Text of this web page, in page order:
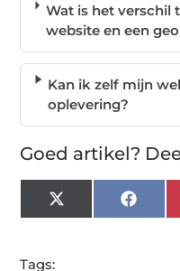
Wat is het verschil
website en een
Kan ik zelf mijn
oplevering?
Goed artikel?
X
(Twitter)
Tags: